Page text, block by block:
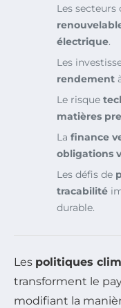
Les secteurs
électrique.
Les
rendement
Le risque
matières
La finance
obligations
Les défis de
tracabilité
durable.
Les politiques
transforment le
modifiant la